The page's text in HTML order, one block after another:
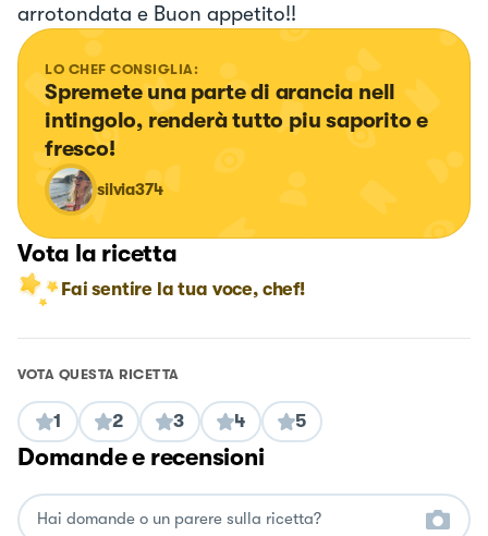
arrotondata e Buon appetito!!
LO CHEF CONSIGLIA:
Spremete una parte di arancia nell
intingolo, renderà tutto piu saporito e
fresco!
silvia374
Vota la ricetta
Fai sentire la tua voce, chef!
VOTA QUESTA RICETTA
1 2 3 4 5
Domande e recensioni